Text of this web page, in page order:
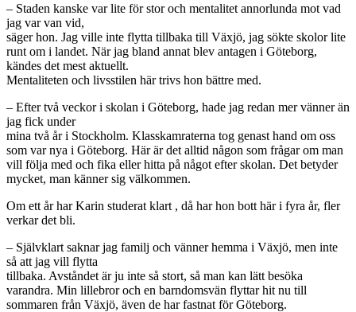
– Staden kanske var lite för stor och mentalitet annorlunda mot vad
jag var van vid,
säger hon. Jag ville inte flytta tillbaka till Växjö, jag sökte skolor lite
runt om i landet. När jag bland annat blev antagen i Göteborg,
kändes det mest aktuellt.
Mentaliteten och livsstilen här trivs hon bättre med.
– Efter två veckor i skolan i Göteborg, hade jag redan mer vänner än
jag fick under
mina två år i Stockholm. Klasskamraterna tog genast hand om oss
som var nya i Göteborg. Här är det alltid någon som frågar om man
vill följa med och fika eller hitta på något efter skolan. Det betyder
mycket, man känner sig välkommen.
Om ett år har Karin studerat klart , då har hon bott här i fyra år, fler
verkar det bli.
– Självklart saknar jag familj och vänner hemma i Växjö, men inte
så att jag vill flytta
tillbaka. Avståndet är ju inte så stort, så man kan lätt besöka
varandra. Min lillebror och en barndomsvän flyttar hit nu till
sommaren från Växjö, även de har fastnat för Göteborg.